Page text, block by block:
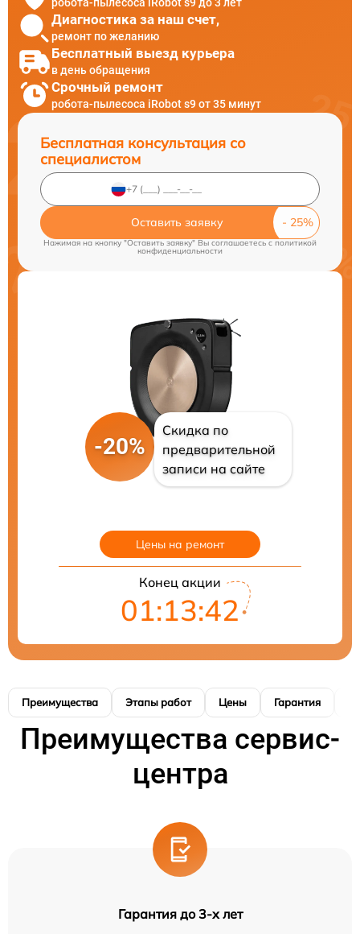
робота-пылесоса iRobot s9 до 3 лет
Диагностика за наш счет,
ремонт по желанию
Бесплатный выезд курьера
в день обращения
Срочный ремонт
робота-пылесоса iRobot s9 от 35 минут
Бесплатная консультация со
специалистом
Оставить заявку
Нажимая на кнопку "Оставить заявку" Вы соглашаетесь cполитикой
конфиденциальности
-20%
Скидка по
предварительной
записи на сайте
Цены на ремонт
Конец акции
01:13:41
Преимущества Этапы работ Цены Гарантия
Преимущества сервис-
центра
Гарантия до 3-х лет